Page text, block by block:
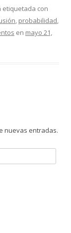
etiquetada con
probabilidad
en mayo 21,
nuevas entradas.